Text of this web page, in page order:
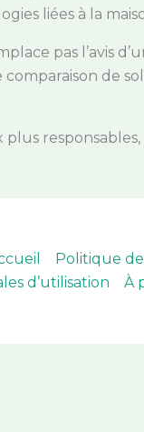
liées à la
pas l’avis
de
Politique
d’utilisation
À